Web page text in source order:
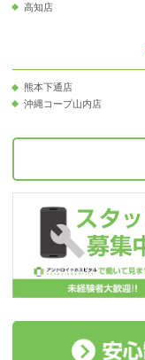
高知店
熊本下通店
沖縄コープ山内店